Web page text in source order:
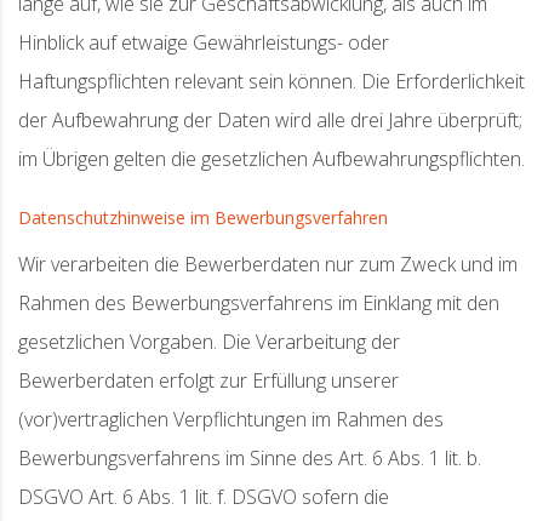
Hinblick auf etwaige Gewährleistungs- oder
Haftungspflichten relevant sein können. Die Erforderlichkeit
der Aufbewahrung der Daten wird alle drei Jahre überprüft;
im Übrigen gelten die gesetzlichen Aufbewahrungspflichten.
Datenschutzhinweise im Bewerbungsverfahren
Wir verarbeiten die Bewerberdaten nur zum Zweck und im
Rahmen des Bewerbungsverfahrens im Einklang mit den
gesetzlichen Vorgaben. Die Verarbeitung der
Bewerberdaten erfolgt zur Erfüllung unserer
(vor)vertraglichen Verpflichtungen im Rahmen des
Bewerbungsverfahrens im Sinne des Art. 6 Abs. 1 lit. b.
DSGVO Art. 6 Abs. 1 lit. f. DSGVO sofern die